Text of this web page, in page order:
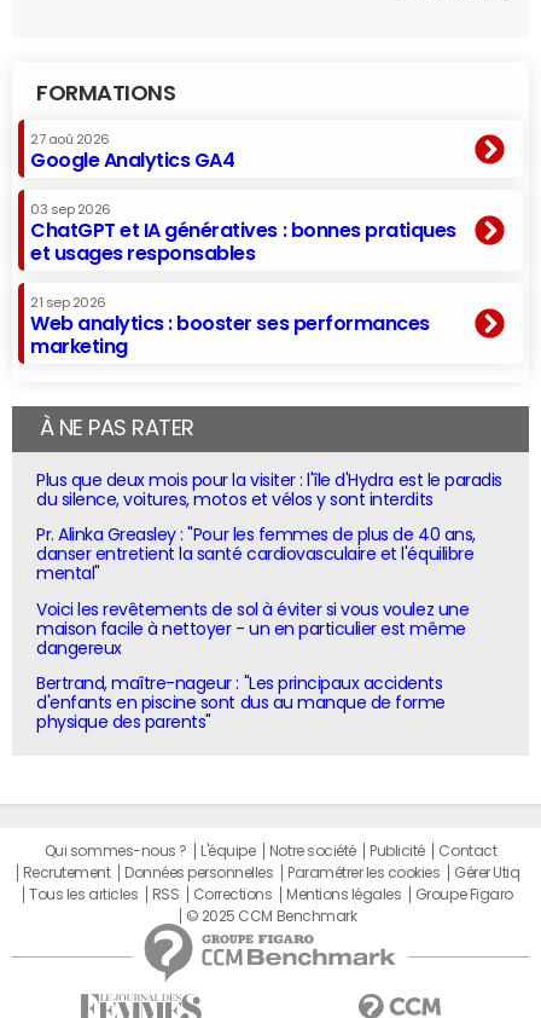
FORMATIONS
27 aoû 2026
Google Analytics GA4
03 sep 2026
ChatGPT et IA génératives : bonnes pratiques
et usages responsables
21 sep 2026
Web analytics : booster ses performances
marketing
À NE PAS RATER
Plus que deux mois pour la visiter : l'île d'Hydra est le paradis
du silence, voitures, motos et vélos y sont interdits
Pr. Alinka Greasley : "Pour les femmes de plus de 40 ans,
danser entretient la santé cardiovasculaire et l'équilibre
mental"
Voici les revêtements de sol à éviter si vous voulez une
maison facile à nettoyer - un en particulier est même
dangereux
Bertrand, maître-nageur : "Les principaux accidents
d'enfants en piscine sont dus au manque de forme
physique des parents"
Qui sommes-nous ? L'équipe Notre société Publicité
Contact
Recrutement
Données personnelles Paramétrer les cookies
Gérer Utiq
Tous les articles
RSS Corrections Mentions légales
Groupe Figaro
© 2025 CCM Benchmark